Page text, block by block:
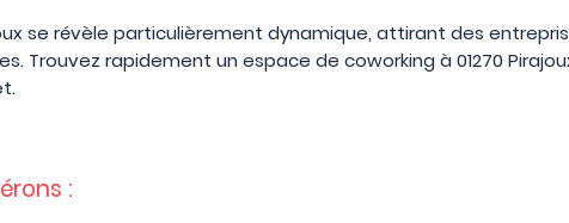
se révèle particulièrement dynamique, attirant des
Trouvez rapidement un espace de coworking à 01270
: